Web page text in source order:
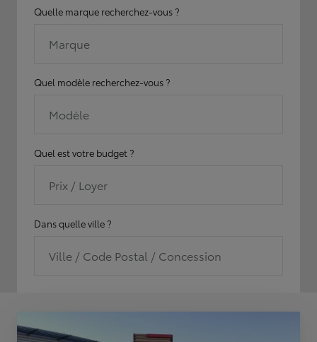
Quelle marque recherchez-vous ?
Marque
Quel modèle recherchez-vous ?
Modèle
Quel est votre budget ?
Prix / Loyer
Dans quelle ville ?
Ville / Code Postal / Concession